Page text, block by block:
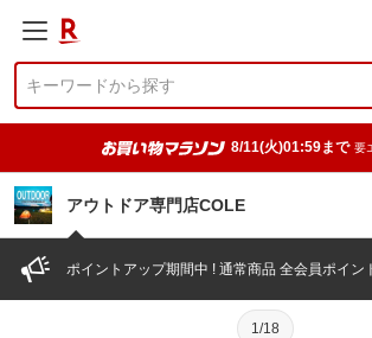
8/11(火)01:59まで 要
アウトドア専門店COLE
ポイントアップ期間中 ! 通常商品 全会員ポイン
1/18